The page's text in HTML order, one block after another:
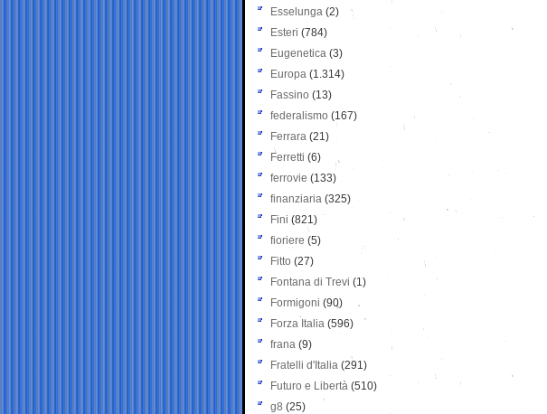
Esselunga (2)
Esteri (784)
Eugenetica (3)
Europa (1.314)
Fassino (13)
federalismo (167)
Ferrara (21)
Ferretti (6)
ferrovie (133)
finanziaria (325)
Fini (821)
fioriere (5)
Fitto (27)
Fontana di Trevi (1)
Formigoni (90)
Forza Italia (596)
frana (9)
Fratelli d'Italia (291)
Futuro e Libertà (510)
g8 (25)